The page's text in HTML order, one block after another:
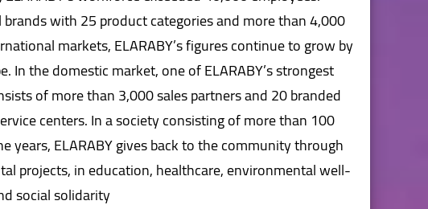
with 25 product categories and more than 4,000
markets, ELARABY’s figures continue to grow by
In the domestic market, one of ELARABY’s strongest
of more than 3,000 sales partners and 20 branded
centers. In a society consisting of more than 100
years, ELARABY gives back to the community through
projects, in education, healthcare, environmental well-
social solidarity.